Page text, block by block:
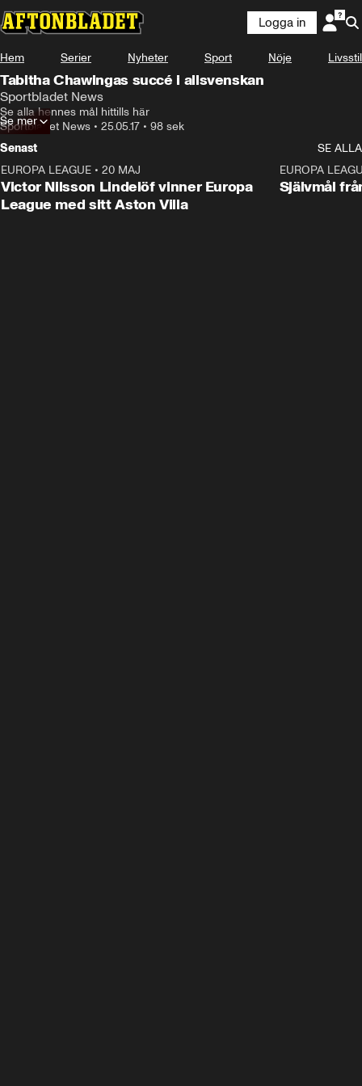
Logga in
Hem Serier Nyheter Sport Nöje Livsstil
Tabitha Chawingas succé i allsvenskan
Sportbladet News
Se alla hennes mål hittills här
Sportbladet News • 25.05.17 • 98 sek
Se mer
Senast
SE ALLA
EUROPA LEAGUE • 20 MAJ
Victor Nilsson Lindelöf vinner Europa
League med sitt Aston Villa
EUROPA
Självmål